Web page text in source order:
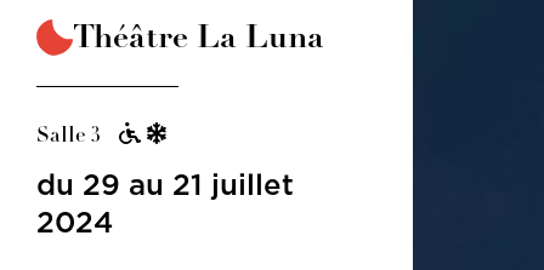
Théâtre La Luna
Salle 3
du 29 au 21 juillet
2024